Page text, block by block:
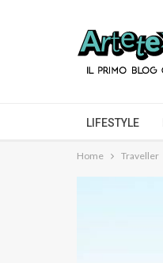
LIFESTYLE
Home Traveller